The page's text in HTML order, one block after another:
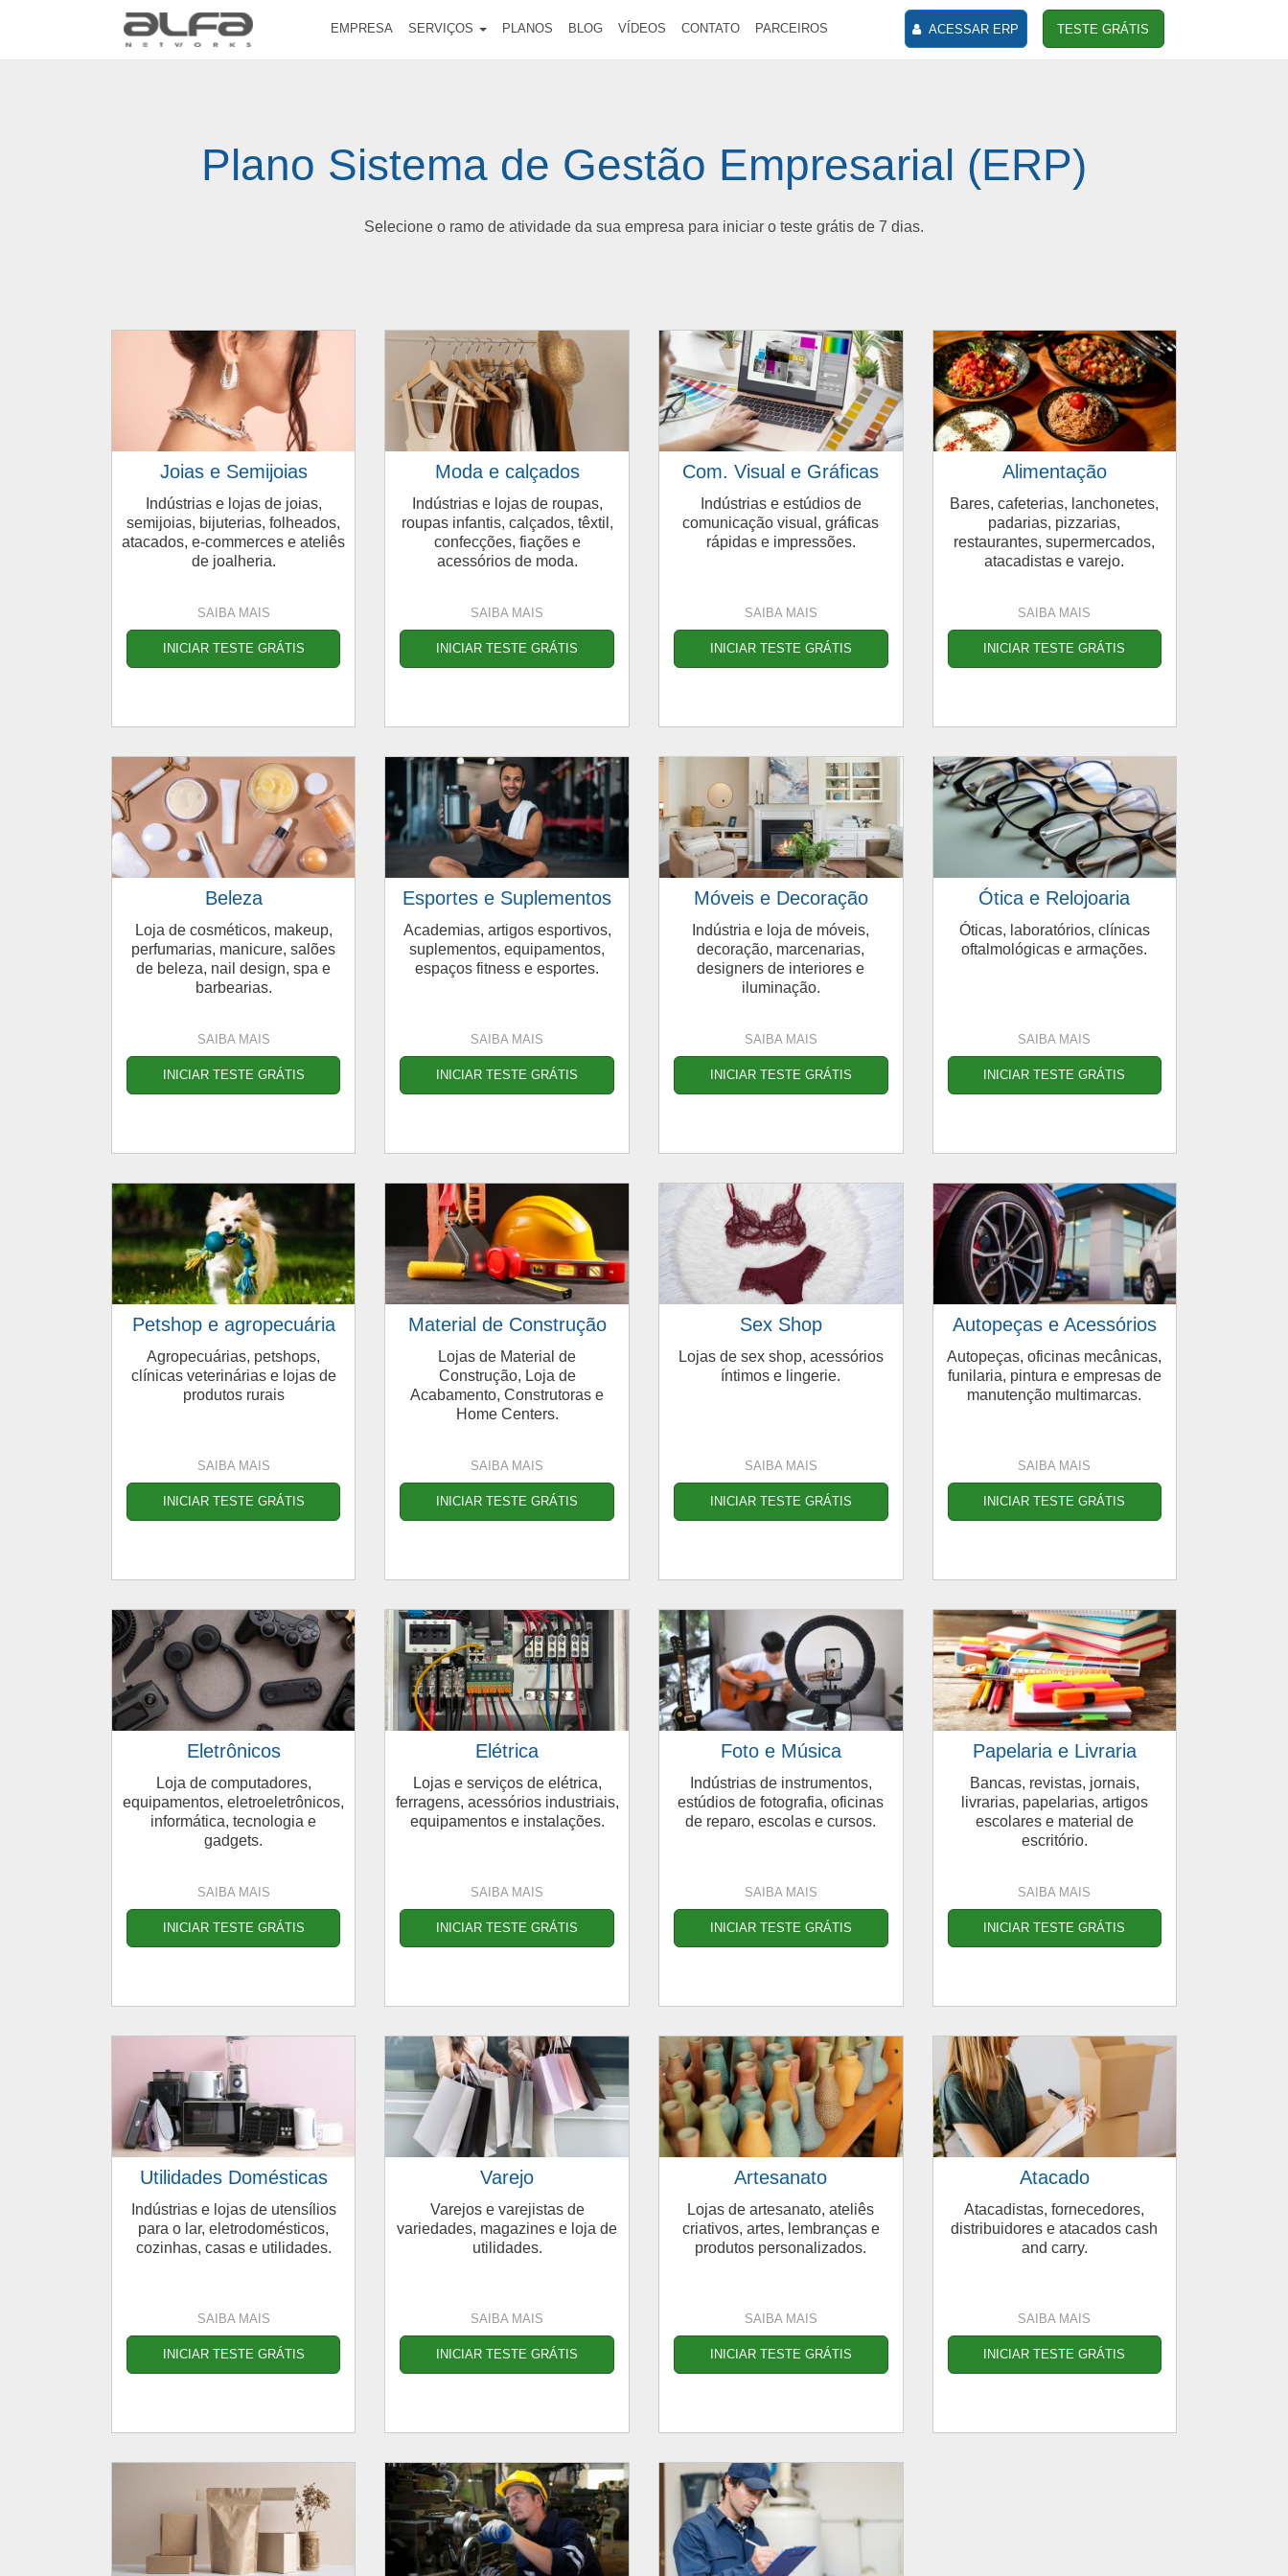
EMPRESA SERVIÇOS PLANOS BLOG VÍDEOS CONTATO PARCEIROS ACESSAR ERP TESTE GRÁTIS
Plano Sistema de Gestão Empresarial (ERP)
Selecione o ramo de atividade da sua empresa para iniciar o teste grátis de 7 dias.
Joias e Semijoias
Indústrias e lojas de joias,
semijoias, bijuterias, folheados,
atacados, e-commerces e ateliês
de joalheria.
SAIBA MAIS
INICIAR TESTE GRÁTIS
Moda e calçados
Indústrias e lojas de roupas,
roupas infantis, calçados, têxtil,
confecções, fiações e
acessórios de moda.
SAIBA MAIS
INICIAR TESTE GRÁTIS
Com. Visual e Gráficas
Indústrias e estúdios de
comunicação visual, gráficas
rápidas e impressões.
SAIBA MAIS
INICIAR TESTE GRÁTIS
Alimentação
Bares, cafeterias, lanchonetes,
padarias, pizzarias,
restaurantes, supermercados,
atacadistas e varejo.
SAIBA MAIS
INICIAR TESTE GRÁTIS
Beleza
Loja de cosméticos, makeup,
perfumarias, manicure, salões
de beleza, nail design, spa e
barbearias.
SAIBA MAIS
INICIAR TESTE GRÁTIS
Esportes e Suplementos
Academias, artigos esportivos,
suplementos, equipamentos,
espaços fitness e esportes.
SAIBA MAIS
INICIAR TESTE GRÁTIS
Móveis e Decoração
Indústria e loja de móveis,
decoração, marcenarias,
designers de interiores e
iluminação.
SAIBA MAIS
INICIAR TESTE GRÁTIS
Ótica e Relojoaria
Óticas, laboratórios, clínicas
oftalmológicas e armações.
SAIBA MAIS
INICIAR TESTE GRÁTIS
Petshop e agropecuária
Agropecuárias, petshops,
clínicas veterinárias e lojas de
produtos rurais
SAIBA MAIS
INICIAR TESTE GRÁTIS
Material de Construção
Lojas de Material de
Construção, Loja de
Acabamento, Construtoras e
Home Centers.
SAIBA MAIS
INICIAR TESTE GRÁTIS
Sex Shop
Lojas de sex shop, acessórios
íntimos e lingerie.
SAIBA MAIS
INICIAR TESTE GRÁTIS
Autopeças e Acessórios
Autopeças, oficinas mecânicas,
funilaria, pintura e empresas de
manutenção multimarcas.
SAIBA MAIS
INICIAR TESTE GRÁTIS
Eletrônicos
Loja de computadores,
equipamentos, eletroeletrônicos,
informática, tecnologia e
gadgets.
SAIBA MAIS
INICIAR TESTE GRÁTIS
Elétrica
Lojas e serviços de elétrica,
ferragens, acessórios industriais,
equipamentos e instalações.
SAIBA MAIS
INICIAR TESTE GRÁTIS
Foto e Música
Indústrias de instrumentos,
estúdios de fotografia, oficinas
de reparo, escolas e cursos.
SAIBA MAIS
INICIAR TESTE GRÁTIS
Papelaria e Livraria
Bancas, revistas, jornais,
livrarias, papelarias, artigos
escolares e material de
escritório.
SAIBA MAIS
INICIAR TESTE GRÁTIS
Utilidades Domésticas
Indústrias e lojas de utensílios
para o lar, eletrodomésticos,
cozinhas, casas e utilidades.
SAIBA MAIS
INICIAR TESTE GRÁTIS
Varejo
Varejos e varejistas de
variedades, magazines e loja de
utilidades.
SAIBA MAIS
INICIAR TESTE GRÁTIS
Artesanato
Lojas de artesanato, ateliês
criativos, artes, lembranças e
produtos personalizados.
SAIBA MAIS
INICIAR TESTE GRÁTIS
Atacado
Atacadistas, fornecedores,
distribuidores e atacados cash
and carry.
SAIBA MAIS
INICIAR TESTE GRÁTIS